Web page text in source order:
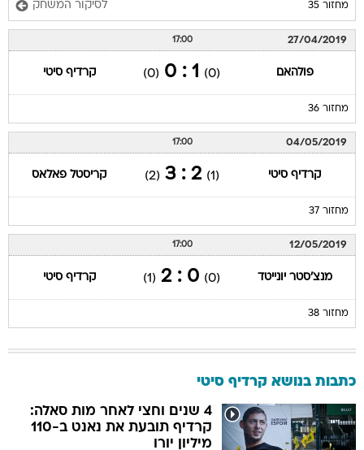
מחזור 35 לסיקור המשחק
27/04/2019
17:00
פולהאם (0)
1 : 0
(0) קרדיף סיטי
מחזור 36
04/05/2019
17:00
קרדיף סיטי (1)
2 : 3
(2) קריסטל פאלאס
מחזור 37
12/05/2019
17:00
מנצ'סטר יונייטד (0)
0 : 2
(1) קרדיף סיטי
מחזור 38
כתבות בנושא קרדיף סיטי
4 שנים וחצי לאחר מות סאלה:
קרדיף תובעת את נאנט ב-110
מיליון יורו